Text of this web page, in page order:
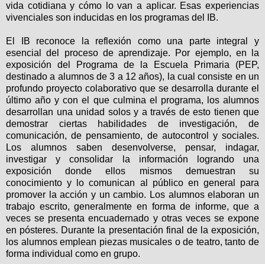
vida cotidiana y cómo lo van a aplicar. Esas experiencias
vivenciales son inducidas en los programas del IB.
El IB reconoce la reflexión como una parte integral y
esencial del proceso de aprendizaje. Por ejemplo, en la
exposición del Programa de la Escuela Primaria (PEP,
destinado a alumnos de 3 a 12 años), la cual consiste en un
profundo proyecto colaborativo que se desarrolla durante el
último año y con el que culmina el programa, los alumnos
desarrollan una unidad solos y a través de esto tienen que
demostrar ciertas habilidades de investigación, de
comunicación, de pensamiento, de autocontrol y sociales.
Los alumnos saben desenvolverse, pensar, indagar,
investigar y consolidar la información logrando una
exposición donde ellos mismos demuestran su
conocimiento y lo comunican al público en general para
promover la acción y un cambio. Los alumnos elaboran un
trabajo escrito, generalmente en forma de informe, que a
veces se presenta encuadernado y otras veces se expone
en pósteres. Durante la presentación final de la exposición,
los alumnos emplean piezas musicales o de teatro, tanto de
forma individual como en grupo.